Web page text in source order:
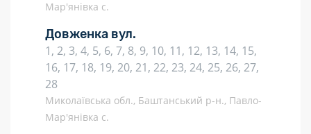
Мар'янівка с.
Довженка вул.
1, 2, 3, 4, 5, 6, 7, 8, 9, 10, 11, 12, 13, 14, 15,
16, 17, 18, 19, 20, 21, 22, 23, 24, 25, 26, 27,
28
Миколаївська обл., Баштанський р-н., Павло-
Мар'янівка с.